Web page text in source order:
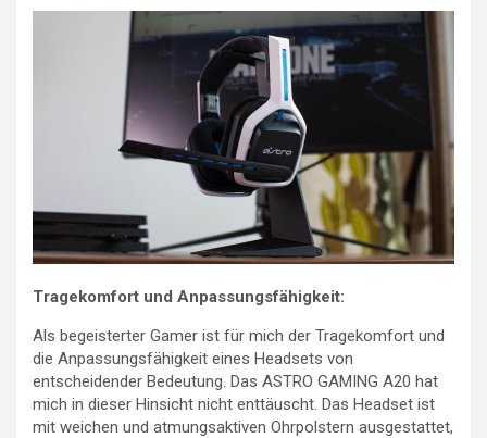
Tragekomfort und Anpassungsfähigkeit:
Als begeisterter Gamer ist für mich der Tragekomfort und
die Anpassungsfähigkeit eines Headsets von
entscheidender Bedeutung. Das ASTRO GAMING A20 hat
mich in dieser Hinsicht nicht enttäuscht. Das Headset ist
mit weichen und atmungsaktiven Ohrpolstern ausgestattet,